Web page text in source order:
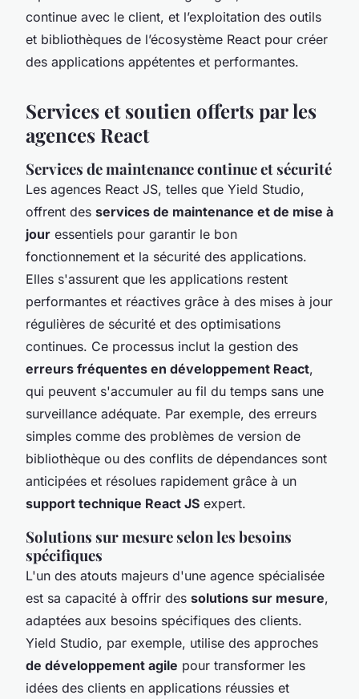
continue avec le client, et l’exploitation des outils
et bibliothèques de l’écosystème React pour créer
des applications appétentes et performantes.
Services et soutien offerts par les
agences React
Services de maintenance continue et sécurité
Les agences React JS, telles que Yield Studio,
offrent des services de maintenance et de mise à
jour essentiels pour garantir le bon
fonctionnement et la sécurité des applications.
Elles s'assurent que les applications restent
performantes et réactives grâce à des mises à jour
régulières de sécurité et des optimisations
continues. Ce processus inclut la gestion des
erreurs fréquentes en développement React,
qui peuvent s'accumuler au fil du temps sans une
surveillance adéquate. Par exemple, des erreurs
simples comme des problèmes de version de
bibliothèque ou des conflits de dépendances sont
anticipées et résolues rapidement grâce à un
support technique React JS expert.
Solutions sur mesure selon les besoins
spécifiques
L'un des atouts majeurs d'une agence spécialisée
est sa capacité à offrir des solutions sur mesure,
adaptées aux besoins spécifiques des clients.
Yield Studio, par exemple, utilise des approches
de développement agile pour transformer les
idées des clients en applications réussies et